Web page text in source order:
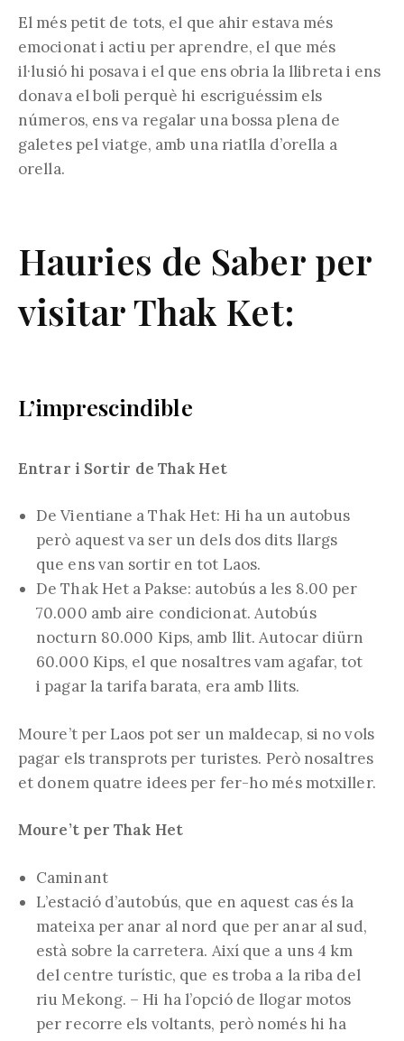
El més petit de tots, el que ahir estava més
emocionat i actiu per aprendre, el que més
il·lusió hi posava i el que ens obria la llibreta i ens
donava el boli perquè hi escriguéssim els
números, ens va regalar una bossa plena de
galetes pel viatge, amb una riatlla d’orella a
orella.
Hauries de Saber per
visitar Thak Ket:
L’imprescindible
Entrar i Sortir de Thak Het
De Vientiane a Thak Het: Hi ha un autobus
però aquest va ser un dels dos dits llargs
que ens van sortir en tot Laos.
De Thak Het a Pakse: autobús a les 8.00 per
70.000 amb aire condicionat. Autobús
nocturn 80.000 Kips, amb llit. Autocar diürn
60.000 Kips, el que nosaltres vam agafar, tot
i pagar la tarifa barata, era amb llits.
Moure’t per Laos pot ser un maldecap, si no vols
pagar els transprots per turistes. Però nosaltres
et donem quatre idees per fer-ho més motxiller.
Moure’t per Thak Het
Caminant
L’estació d’autobús, que en aquest cas és la
mateixa per anar al nord que per anar al sud,
està sobre la carretera. Així que a uns 4 km
del centre turístic, que es troba a la riba del
riu Mekong. – Hi ha l’opció de llogar motos
per recorre els voltants, però només hi ha